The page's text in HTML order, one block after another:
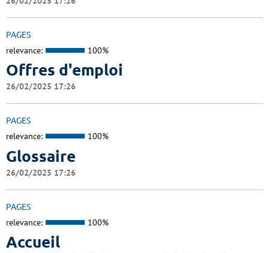
PAGES
relevance: 100%
Offres d'emploi
26/02/2025 17:26
PAGES
relevance: 100%
Glossaire
26/02/2025 17:26
PAGES
relevance: 100%
Accueil